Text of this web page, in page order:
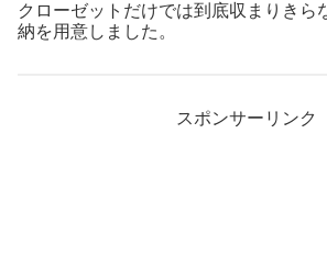
クローゼットだけでは到底収まりきら
納を用意しました。
スポンサーリンク